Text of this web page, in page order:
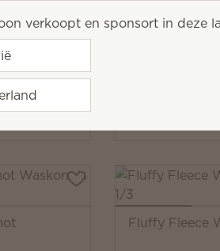
Magnolia
Fluffy Fleece
verkoopt en sponsort in deze